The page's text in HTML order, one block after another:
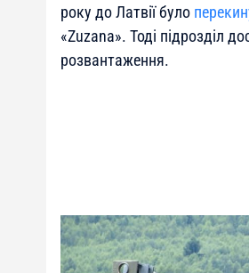
року до Латвії було
«Zuzana». Тоді підрозділ
розвантаження.